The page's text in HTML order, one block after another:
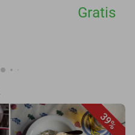
Gratis
39%